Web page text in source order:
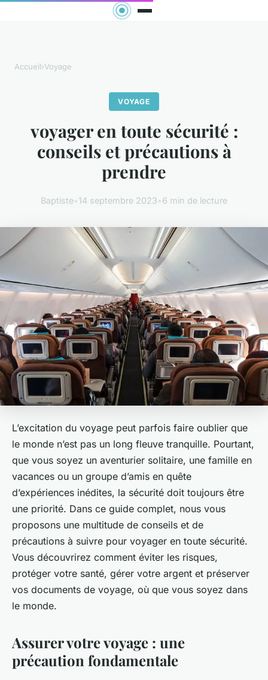
Accueil›Voyage
VOYAGE
voyager en toute sécurité :
conseils et précautions à
prendre
Baptiste•14 septembre 2023•6 min de lecture
L’excitation du voyage peut parfois faire oublier que
le monde n’est pas un long fleuve tranquille. Pourtant,
que vous soyez un aventurier solitaire, une famille en
vacances ou un groupe d’amis en quête
d’expériences inédites, la sécurité doit toujours être
une priorité. Dans ce guide complet, nous vous
proposons une multitude de conseils et de
précautions à suivre pour voyager en toute sécurité.
Vous découvrirez comment éviter les risques,
protéger votre santé, gérer votre argent et préserver
vos documents de voyage, où que vous soyez dans
le monde.
Assurer votre voyage : une
précaution fondamentale